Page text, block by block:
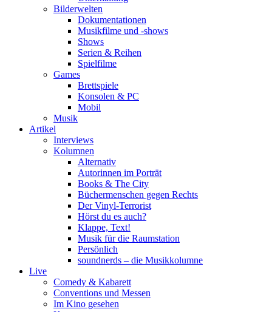
Bilderwelten
Dokumentationen
Musikfilme und -shows
Shows
Serien & Reihen
Spielfilme
Games
Brettspiele
Konsolen & PC
Mobil
Musik
Artikel
Interviews
Kolumnen
Alternativ
Autorinnen im Porträt
Books & The City
Büchermenschen gegen Rechts
Der Vinyl-Terrorist
Hörst du es auch?
Klappe, Text!
Musik für die Raumstation
Persönlich
soundnerds – die Musikkolumne
Live
Comedy & Kabarett
Conventions und Messen
Im Kino gesehen